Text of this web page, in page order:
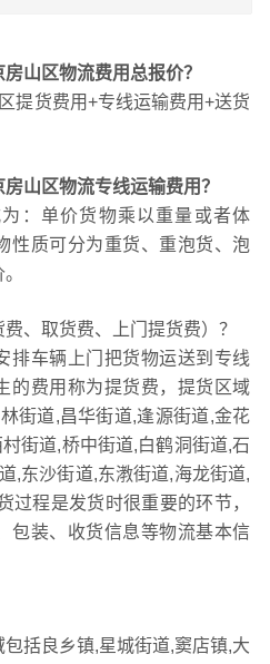
山区物流费用总报价？
提货费用+专线运输费用+送货
山区物流专线运输费用？
：单价货物乘以重量或者体
性质可分为重货、重泡货、泡
、取货费、上门提货费）？
排车辆上门把货物运送到专线
的费用称为提货费，提货区域
街道,昌华街道,逢源街道,金花
街道,桥中街道,白鹤洞街道,石
,东沙街道,东漖街道,海龙街道,
过程是发货时很重要的环节，
包装、收货信息等物流基本信
括良乡镇,星城街道,窦店镇,大